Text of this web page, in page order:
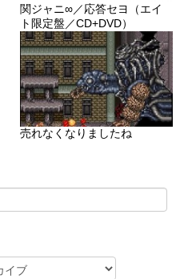
関ジャニ∞／応答セヨ（エイ
ト限定盤／CD+DVD）
売れなくなりましたね